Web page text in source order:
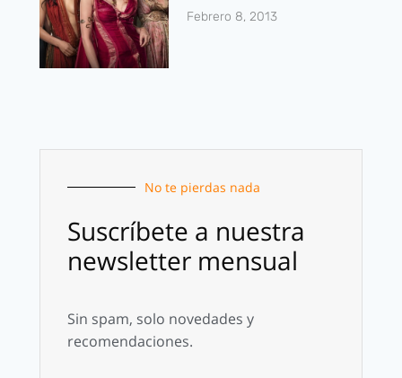
Febrero 8, 2013
No te pierdas nada
Suscríbete a nuestra
newsletter mensual
Sin spam, solo novedades y
recomendaciones.